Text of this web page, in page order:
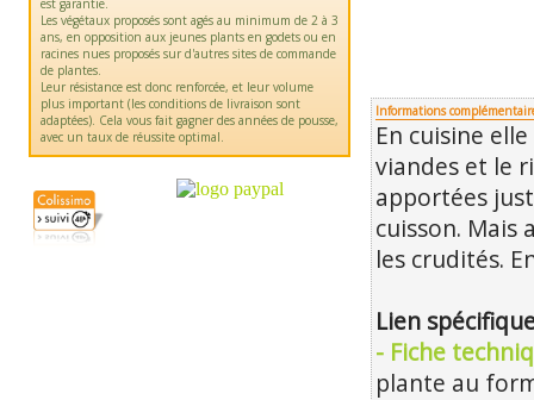
est garantie.
Les végétaux proposés sont agés au minimum de 2 à 3
ans, en opposition aux jeunes plants en godets ou en
racines nues proposés sur d'autres sites de commande
de plantes.
Leur résistance est donc renforcée, et leur volume
plus important (les conditions de livraison sont
adaptées). Cela vous fait gagner des années de pousse,
avec un taux de réussite optimal.
Informations
En cuisine
viandes et le
apportées
cuisson. Mais
les crudités.
Lien
- Fiche
plante au